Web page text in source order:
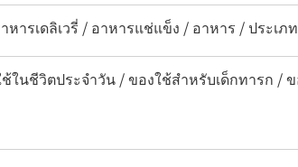
ารเดลิเวรี่ / อาหารแช่แข็ง / อาหาร / ประเ
ในชีวิตประจำวัน / ของใช้สำหรับเด็กทารก /